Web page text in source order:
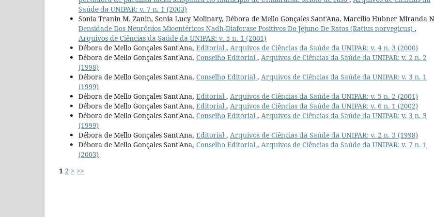
Saúde da UNIPAR: v. 7 n. 1 (2003)
Sonia Tranin M. Zanin, Sonia Lucy Molinary, Débora de Mello Gonçales Sant'Ana, Marcílio Hubner Miranda
Densidade Dos Neurônios Mioentéricos Nadh-Diaforase Positivos Do Jejuno De Ratos (Rattus norvegicus) ,
Arquivos de Ciências da Saúde da UNIPAR: v. 5 n. 1 (2001)
Débora de Mello Gonçales Sant'Ana, Editorial , Arquivos de Ciências da Saúde da UNIPAR: v. 4 n. 3 (2000)
Débora de Mello Gonçales Sant'Ana, Conselho Editorial , Arquivos de Ciências da Saúde da UNIPAR: v. 2 n. 2
(1998)
Débora de Mello Gonçales Sant'Ana, Conselho Editorial , Arquivos de Ciências da Saúde da UNIPAR: v. 3 n. 1
(1999)
Débora de Mello Gonçales Sant'Ana, Editorial , Arquivos de Ciências da Saúde da UNIPAR: v. 5 n. 2 (2001)
Débora de Mello Gonçales Sant'Ana, Editorial , Arquivos de Ciências da Saúde da UNIPAR: v. 6 n. 1 (2002)
Débora de Mello Gonçales Sant'Ana, Conselho Editorial , Arquivos de Ciências da Saúde da UNIPAR: v. 3 n. 3
(1999)
Débora de Mello Gonçales Sant'Ana, Editorial , Arquivos de Ciências da Saúde da UNIPAR: v. 2 n. 3 (1998)
Débora de Mello Gonçales Sant'Ana, Conselho Editorial , Arquivos de Ciências da Saúde da UNIPAR: v. 7 n. 1
(2003)
1 2 > >>